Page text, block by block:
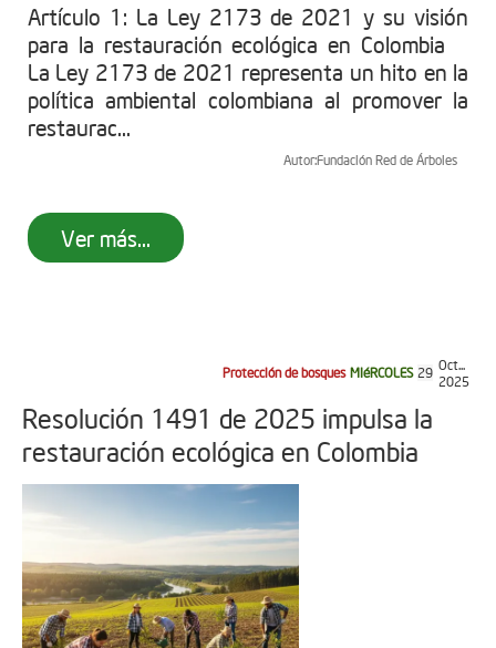
Artículo 1: La Ley 2173 de 2021 y su visión
para la restauración ecológica en Colombia
La Ley 2173 de 2021 representa un hito en la
política ambiental colombiana al promover la
restaurac...
Autor:Fundación Red de Árboles
Ver más...
Protección de bosques MIéRCOLES 29 Oct...
2025
Resolución 1491 de 2025 impulsa la
restauración ecológica en Colombia